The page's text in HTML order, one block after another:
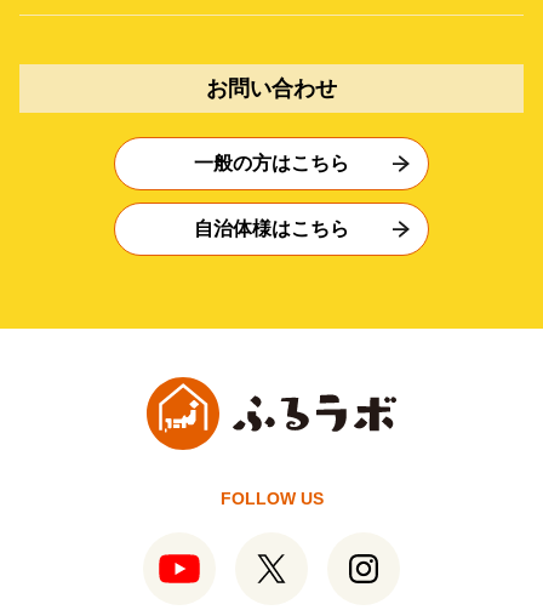
お問い合わせ
一般の方はこちら
自治体様はこちら
FOLLOW US